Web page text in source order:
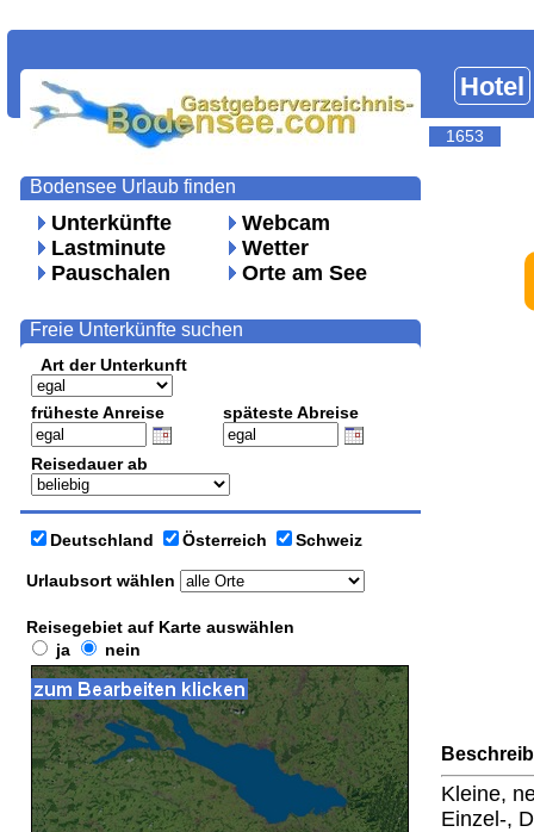
Unterkünfte
Lastminute
Pauschalen
Webcam
Wetter
Orte am See
Bodensee Urlaub finden
Art der Unterkunft
früheste Anreise späteste Abreise
Reisedauer ab
Urlaubsort wählen
Deutschland Österreich Schweiz
Reisegebiet auf Karte auswählen
ja
nein
Freie Unterkünfte suchen
Hotel
1653
Kleine,
Einzel-,